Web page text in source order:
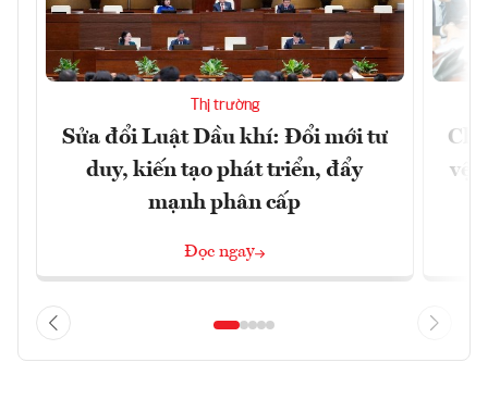
Thị trường
Sửa đổi Luật Dầu khí: Đổi mới tư
duy, kiến tạo phát triển, đẩy
mạnh phân cấp
Đọc ngay
vệ